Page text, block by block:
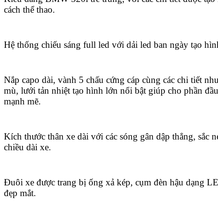
cách thể thao.
Hệ thống chiếu sáng full led với dải led ban ngày tạo
Nắp capo dài, vành 5 chấu cứng cáp cùng các chi tiết
mù, lưới tản nhiệt tạo hình lớn nổi bật giúp cho phần
mạnh mẽ.
Kích thước thân xe dài với các sóng gân dập thẳng, sắc
chiều dài xe.
Đuôi xe được trang bị ống xả kép, cụm đèn hậu dạng
đẹp mắt.